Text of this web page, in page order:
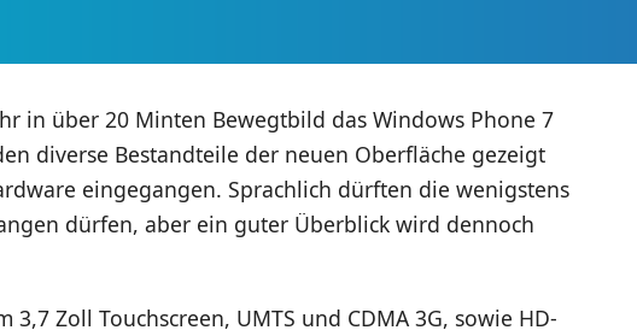
in über 20 Minten Bewegtbild das Windows Phone 7
diverse Bestandteile der neuen Oberfläche gezeigt
eingegangen. Sprachlich dürften die wenigstens
dürfen, aber ein guter Überblick wird dennoch
3,7 Zoll Touchscreen, UMTS und CDMA 3G, sowie HD-